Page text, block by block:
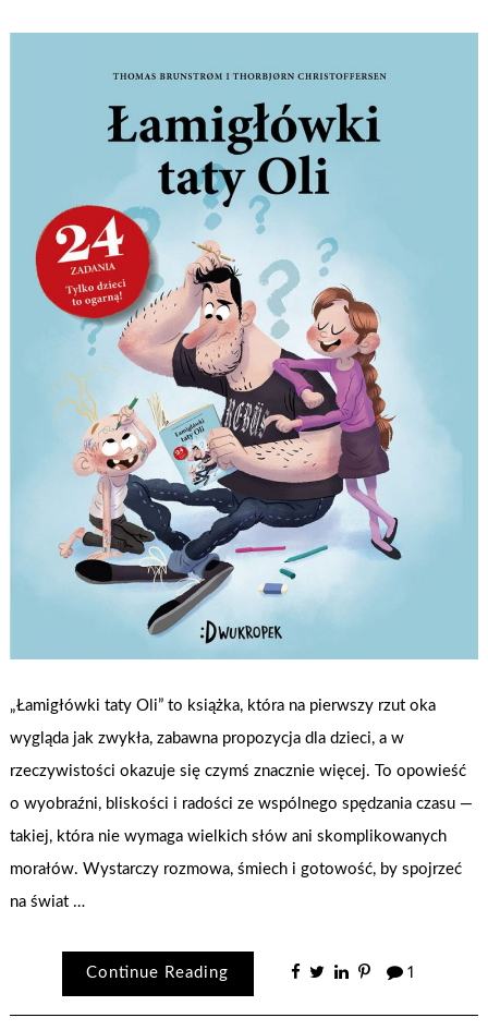
„Łamigłówki taty Oli” to książka, która na pierwszy rzut oka
wygląda jak zwykła, zabawna propozycja dla dzieci, a w
rzeczywistości okazuje się czymś znacznie więcej. To opowieść
o wyobraźni, bliskości i radości ze wspólnego spędzania czasu —
takiej, która nie wymaga wielkich słów ani skomplikowanych
morałów. Wystarczy rozmowa, śmiech i gotowość, by spojrzeć
na świat …
Continue Reading 1